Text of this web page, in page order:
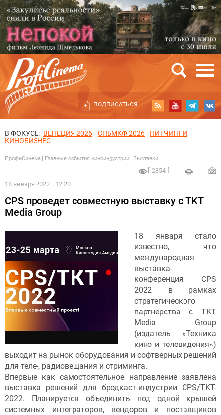
ПОДПИСАТЬСЯ
В ФОКУСЕ: ВЕНЕЦИЯ 2026 СПБМКФ 2026
ПИТЧИНГИ
КИНОБИЗНЕС
ПрофиСинема Главные события киноиндустрии Выставки
2854
18 января 2022 12:20
СPS проведет совместную выставку с TKT
Media Group
18 января стало
известно, что
международная
выставка-
конференция СPS
2022 в рамках
стратегического
партнерства с TKT
Media Group
(издатель «Техника
кино и телевидения»)
выходит на рынок оборудования и софтверных решений
для теле-, радиовещания и стриминга.
Впервые как самостоятельное направление заявлена
выставка решений для бродкаст-индустрии CPS/TKT-
2022. Планируется объединить под одной крышей
системных интеграторов, вендоров и поставщиков